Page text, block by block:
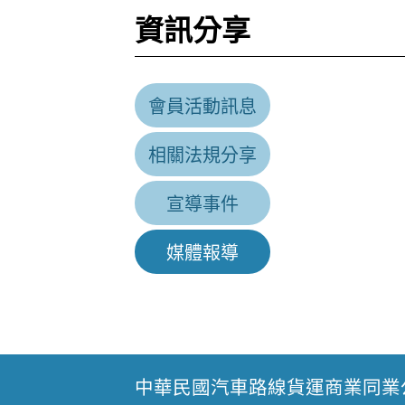
資訊分享
會員活動訊息
相關法規分享
宣導事件
媒體報導
中華民國汽車路線貨運商業同